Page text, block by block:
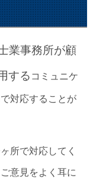
業事務所が顧
する コミュニケ
対応することが
所で対応してく
意見をよく耳に